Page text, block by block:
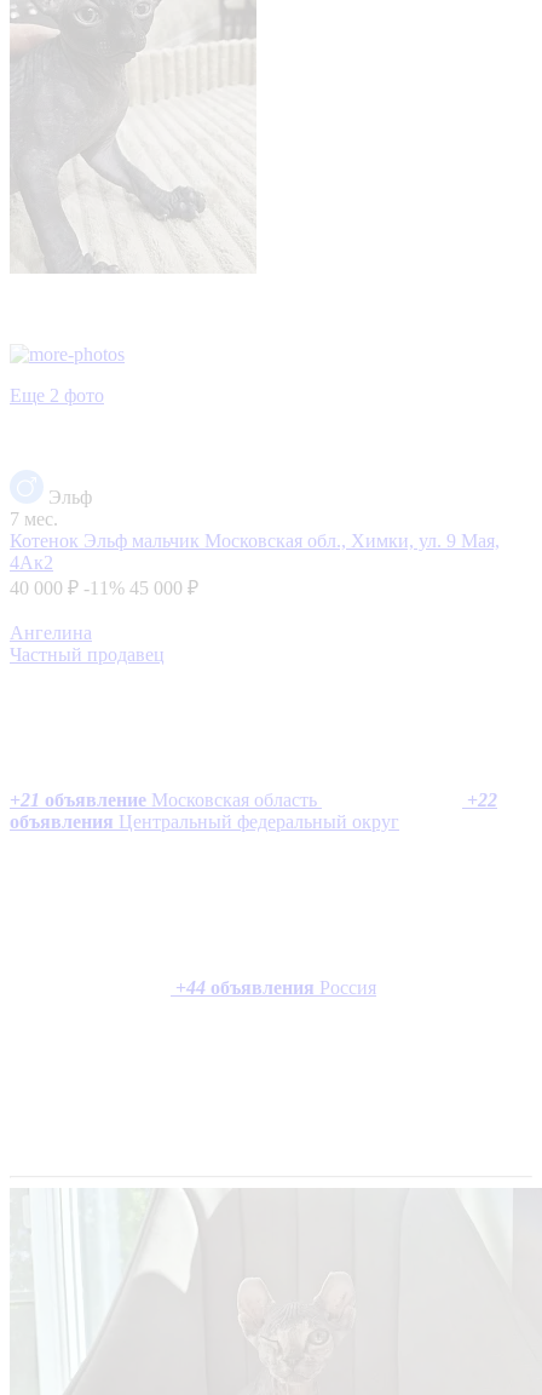
Еще 2 фото
Эльф
7 мес.
Котенок Эльф мальчик Московская обл., Химки, ул. 9 Мая,
4Ак2
40 000 ₽ -11% 45 000 ₽
Ангелина
Частный продавец
+21 объявление Московская область +22
объявления Центральный федеральный округ
+44 объявления Россия